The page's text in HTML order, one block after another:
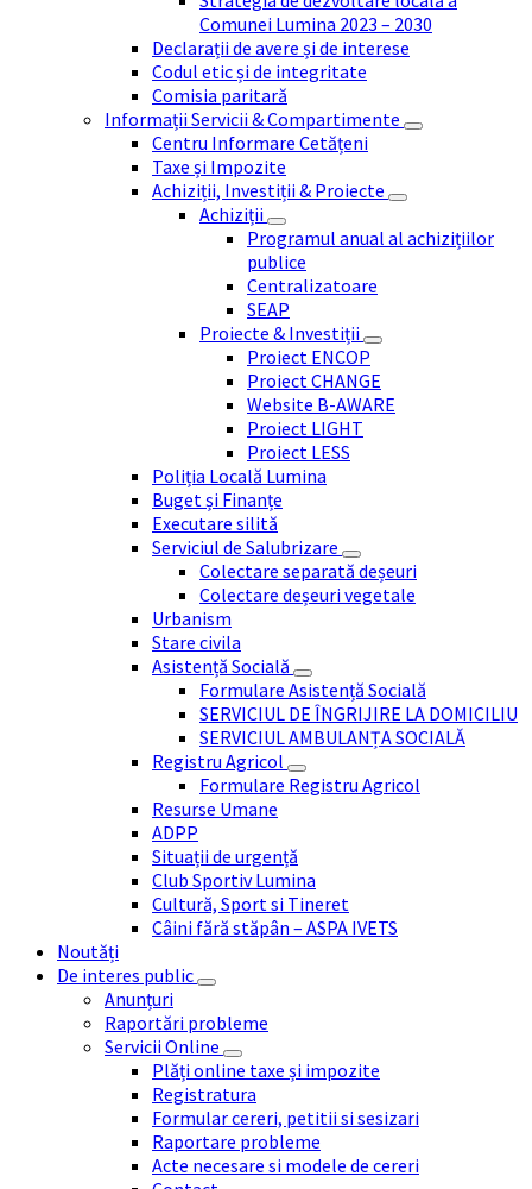
Comunei Lumina 2023 – 2030
Declarații de avere și de interese
Codul etic și de integritate
Comisia paritară
Informații Servicii & Compartimente
Centru Informare Cetățeni
Taxe și Impozite
Achiziții, Investiții & Proiecte
Achiziții
Programul anual al achizițiilor
publice
Centralizatoare
SEAP
Proiecte & Investiții
Proiect ENCOP
Proiect CHANGE
Website B-AWARE
Proiect LIGHT
Proiect LESS
Poliția Locală Lumina
Buget și Finanțe
Executare silită
Serviciul de Salubrizare
Colectare separată deșeuri
Colectare deșeuri vegetale
Urbanism
Stare civila
Asistență Socială
Formulare Asistență Socială
SERVICIUL DE ÎNGRIJIRE LA DOMICILIU
SERVICIUL AMBULANȚA SOCIALĂ
Registru Agricol
Formulare Registru Agricol
Resurse Umane
ADPP
Situații de urgență
Club Sportiv Lumina
Cultură, Sport si Tineret
Câini fără stăpân – ASPA IVETS
Noutăți
De interes public
Anunțuri
Raportări probleme
Servicii Online
Plăți online taxe și impozite
Registratura
Formular cereri, petitii si sesizari
Raportare probleme
Acte necesare si modele de cereri